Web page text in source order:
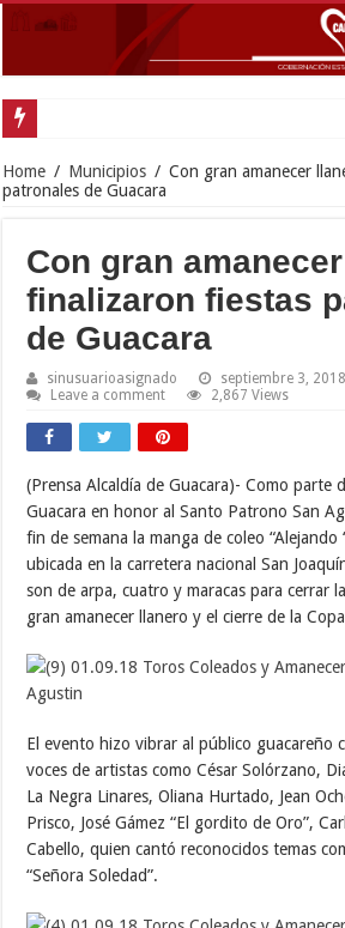
Home / Municipios / Con gran amanecer
patronales de Guacara
Con gran
finalizaron fiestas
de Guacara
sinusuarioasignado septiembre 3, 2018
Leave a comment
2,867 Views
(Prensa Alcaldía de Guacara)- Como parte
Guacara en honor al Santo Patrono San
fin de semana la manga de coleo “Alejando
ubicada en la carretera nacional San
son de arpa, cuatro y maracas para cerrar
gran amanecer llanero y el cierre de la
El evento hizo vibrar al público guacareño
voces de artistas como César Solórzano,
La Negra Linares, Oliana Hurtado, Jean
Prisco, José Gámez “El gordito de Oro”,
Cabello, quien cantó reconocidos temas
“Señora Soledad”.